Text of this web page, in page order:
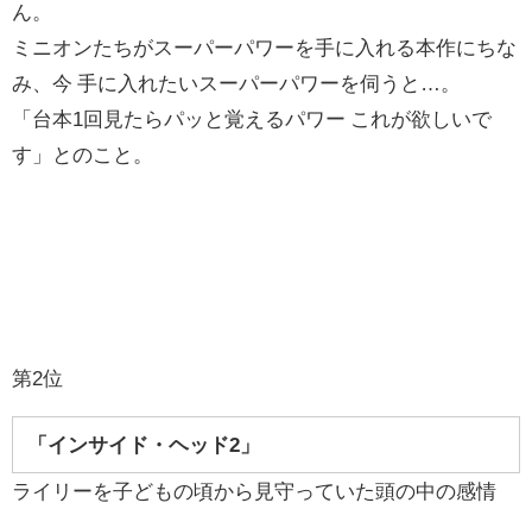
ん。
ミニオンたちがスーパーパワーを手に入れる本作にちな
み、今 手に入れたいスーパーパワーを伺うと…。
「台本1回見たらパッと覚えるパワー これが欲しいで
す」とのこと。
第2位
「インサイド・ヘッド2」
ライリーを子どもの頃から見守っていた頭の中の感情